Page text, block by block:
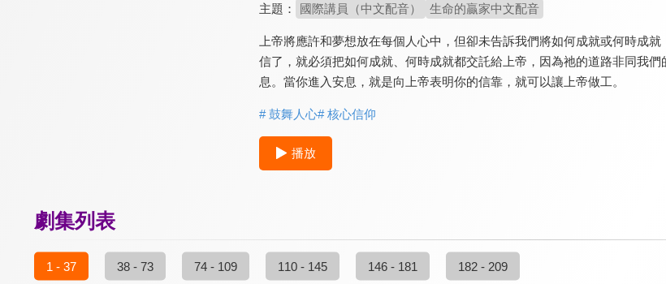
主題： 國際講員（中文配音） 生命的贏家中文配音
上帝將應許和夢想放在每個人心中，但卻未告訴我們將如何成就或何時成
信了，就必須把如何成就、何時成就都交託給上帝，因為祂的道路非同我
息。當你進入安息，就是向上帝表明你的信靠，就可以讓上帝做工。
# 鼓舞人心# 核心信仰
播放
劇集列表
1 - 37 38 - 73 74 - 109 110 - 145 146 - 181 182 - 209